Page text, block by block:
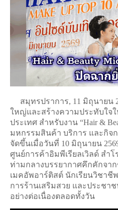
สมุทรปราการ, 11 มิถุนายน
ใหญ่และสร้างความประทับใจ
ประเทศ สำหรับงาน “Hair &
มหกรรมสินค้า บริการ และกิจ
จัดขึ้นเมื่อวันที่ 10 มิถุนายน
ศูนย์การค้าอิมพีเรียลเวิลด์ สำ
ท่ามกลางบรรยากาศคึกคักจา
เมคอัพอาร์ติสต์ นักเรียนวิชาชี
การร้านเสริมสวย และประชา
อย่างต่อเนื่องตลอดทั้งวัน